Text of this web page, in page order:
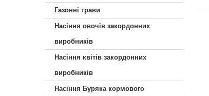
Газонні трави
Насіння овочів закордонних
виробників
Насіння квітів закордонних
виробників
Насіння Буряка кормового